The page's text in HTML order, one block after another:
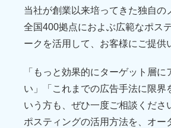
当社が創業以来培ってきた独自の
全国400拠点におよぶ広範なポス
ークを活用して、お客様にご提供
「もっと効果的にターゲット層に
い」「これまでの広告手法に限界
いう方も、ぜひ一度ご相談くださ
ポスティングの活用方法を、オー